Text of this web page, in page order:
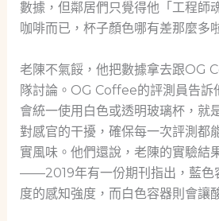
數據，但鄰居們只覺得他「工程師
咖啡而已，杯子顏色哪有差那麼多啦
老陳不氣餒，他把數據拿去跟OG
隊討論。OG Coffee的評測員告訴
會統一使用白色或透明玻璃杯，就
對感官的干擾，確保每一次評測都
實風味。他們還說，老陳的實驗結
——2019年有一份期刊指出，藍色
度的感知強度，而白色容器則會讓